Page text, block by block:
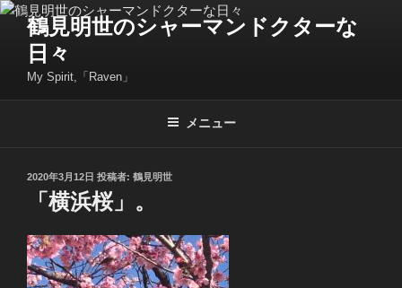
コ
ツ
鶴見明世のシャーマンドクターな
日々
My Spirit,「Raven」
メニュー
投
2020年3月12日 投稿者: 鶴見明世
「横浜桜」。